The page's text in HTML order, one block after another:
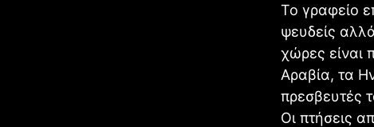
Το γραφείο
ψευδείς
χώρες είναι
Αραβία, τα
πρεσβευτές
Οι πτήσεις